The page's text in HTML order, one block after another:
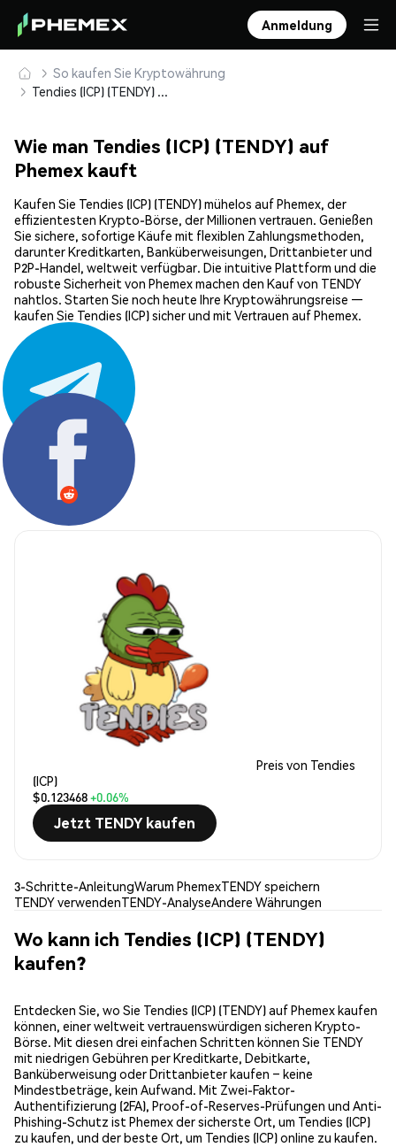
Anmeldung
So kaufen Sie Kryptowährung
Tendies (ICP) (TENDY) sicher kaufen und speichern
Wie man Tendies (ICP) (TENDY) auf
Phemex kauft
Kaufen Sie Tendies (ICP) (TENDY) mühelos auf Phemex, der
effizientesten Krypto-Börse, der Millionen vertrauen. Genießen
Sie sichere, sofortige Käufe mit flexiblen Zahlungsmethoden,
darunter Kreditkarten, Banküberweisungen, Drittanbieter und
P2P-Handel, weltweit verfügbar. Die intuitive Plattform und die
robuste Sicherheit von Phemex machen den Kauf von TENDY
nahtlos. Starten Sie noch heute Ihre Kryptowährungsreise —
kaufen Sie Tendies (ICP) sicher und mit Vertrauen auf Phemex.
Teilen:
Preis von Tendies
(ICP)
$0.123468+0.06%
Jetzt TENDY kaufen
3-Schritte-AnleitungWarum PhemexTENDY speichern
TENDY verwendenTENDY-AnalyseAndere Währungen
Wo kann ich Tendies (ICP) (TENDY)
kaufen?
Entdecken Sie, wo Sie Tendies (ICP) (TENDY) auf Phemex kaufen
können, einer weltweit vertrauenswürdigen sicheren Krypto-
Börse. Mit diesen drei einfachen Schritten können Sie TENDY
mit niedrigen Gebühren per Kreditkarte, Debitkarte,
Banküberweisung oder Drittanbieter kaufen – keine
Mindestbeträge, kein Aufwand. Mit Zwei-Faktor-
Authentifizierung (2FA), Proof-of-Reserves-Prüfungen und Anti-
Phishing-Schutz ist Phemex der sicherste Ort, um Tendies (ICP)
zu kaufen, und der beste Ort, um Tendies (ICP) online zu kaufen.